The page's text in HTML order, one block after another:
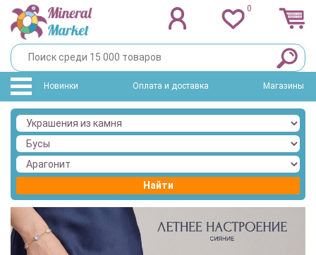
0
Новинки Оплата и доставка Магазины
Найти